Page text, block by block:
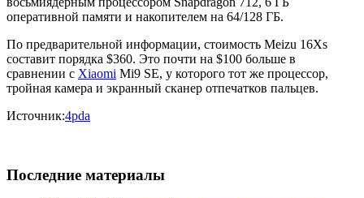
оперативной памяти и накопителем на 64/128 ГБ.
По предварительной информации, стоимость Meizu 16Xs
составит порядка $360. Это почти на $100 больше в
сравнении с Xiaomi Mi9 SE, у которого тот же процессор,
тройная камера и экранный сканер отпечатков пальцев.
Источник:4pda
Последние материалы